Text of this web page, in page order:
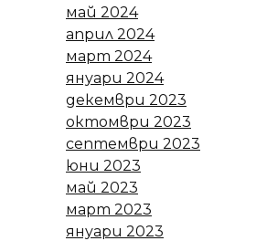
май 2024
април 2024
март 2024
януари 2024
декември 2023
октомври 2023
септември 2023
юни 2023
май 2023
март 2023
януари 2023